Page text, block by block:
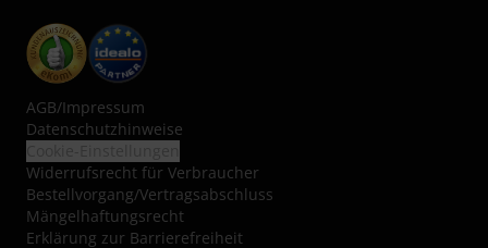
AGB/Impressum
Datenschutzhinweise
Widerrufsrecht für Verbraucher
Bestellvorgang/Vertragsabschluss
Mängelhaftungsrecht
Erklärung zur Barrierefreiheit